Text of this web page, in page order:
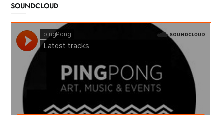
SOUNDCLOUD